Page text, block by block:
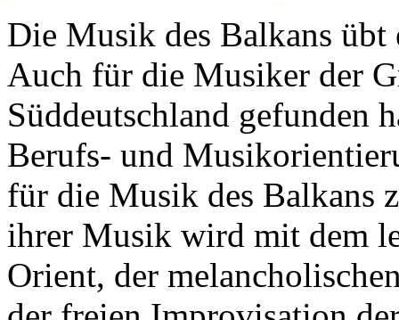
Die Musik des Balkans übt
Auch für die Musiker der
Süddeutschland gefunden
Berufs- und
für die Musik des Balkans
ihrer Musik wird mit dem
Orient, der